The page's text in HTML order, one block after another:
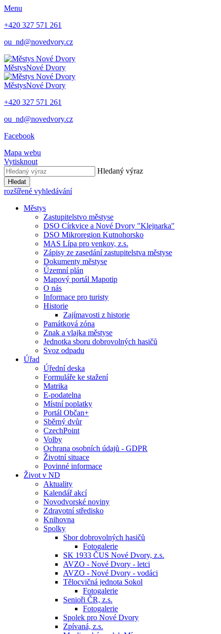
Menu
+420 327 571 261
ou_nd@novedvory.cz
MěstysNové Dvory
MěstysNové Dvory
+420 327 571 261
ou_nd@novedvory.cz
Facebook
Mapa webu
Vytisknout
Hledaný výraz
Hledat
rozšířené vyhledávání
Městys
Zastupitelstvo městyse
DSO Církvice a Nové Dvory "Klejnarka"
DSO Mikroregion Kutnohorsko
MAS Lípa pro venkov, z.s.
Zápisy ze zasedání zastupitelstva městyse
Dokumenty městyse
Územní plán
Mapový portál Mapotip
O nás
Informace pro turisty
Historie
Zajímavosti z historie
Památková zóna
Znak a vlajka městyse
Jednotka sboru dobrovolných hasičů
Svoz odpadu
Úřad
Úřední deska
Formuláře ke stažení
Matrika
E-podatelna
Místní poplatky
Portál Občan+
Sběrný dvůr
CzechPoint
Volby
Ochrana osobních údajů - GDPR
Životní situace
Povinné informace
Život v ND
Aktuality
Kalendář akcí
Novodvorské noviny
Zdravotní středisko
Knihovna
Spolky
Sbor dobrovolných hasičů
Fotogalerie
SK 1933 ČUS Nové Dvory, z.s.
AVZO - Nové Dvory - letci
AVZO - Nové Dvory - vodáci
Tělocvičná jednota Sokol
Fotogalerie
Senioři ČR, z.s.
Fotogalerie
Spolek pro Nové Dvory
Zpívaná, z.s.